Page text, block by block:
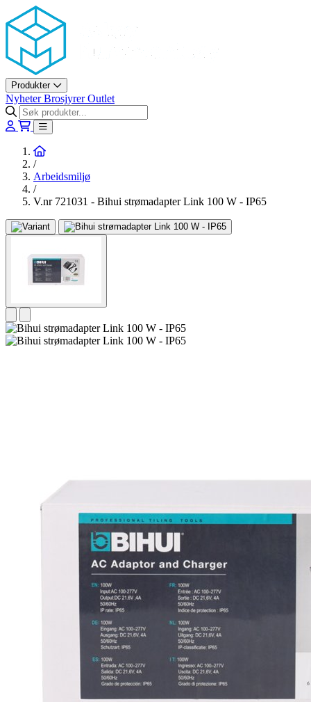
Askøy Murerverktøy AS
Produkter
NyheterBrosjyrerOutlet
Hjem
/
Arbeidsmiljø
/
V.nr 721031 - Bihui strømadapter Link 100 W - IP65